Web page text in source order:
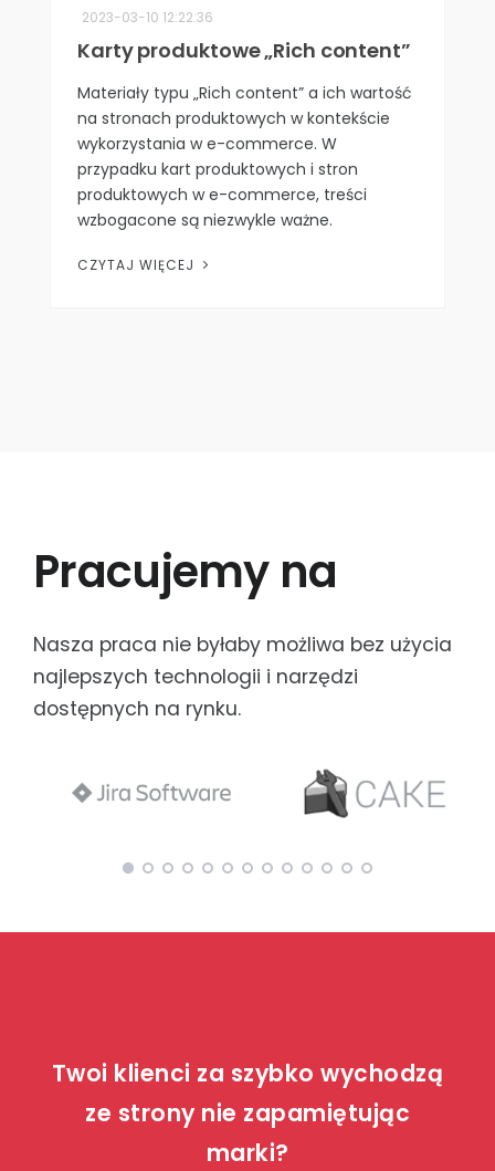
2023-03-10 12:22:36
Karty produktowe „Rich content”
Materiały typu „Rich content” a ich wartość
na stronach produktowych w kontekście
wykorzystania w e-commerce. W
przypadku kart produktowych i stron
produktowych w e-commerce, treści
wzbogacone są niezwykle ważne.
CZYTAJ WIĘCEJ
Pracujemy na
Nasza praca nie byłaby możliwa bez użycia
najlepszych technologii i narzędzi
dostępnych na rynku.
Twoi klienci za szybko wychodzą
ze strony nie zapamiętując
marki?